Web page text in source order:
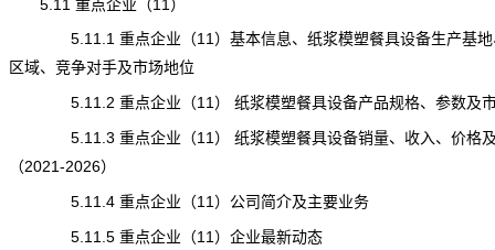
5.11 重点企业（11）
5.11.1 重点企业（11）基本信息、纸浆模塑餐具设备生产基地
区域、竞争对手及市场地位
5.11.2 重点企业（11） 纸浆模塑餐具设备产品规格、参数及市
5.11.3 重点企业（11） 纸浆模塑餐具设备销量、收入、价格及
（2021-2026）
5.11.4 重点企业（11）公司简介及主要业务
5.11.5 重点企业（11）企业最新动态